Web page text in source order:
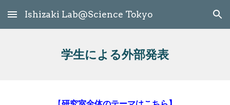
Skip to main content Skip to navigation
Ishizaki Lab@Science Tokyo
学生による外部発表